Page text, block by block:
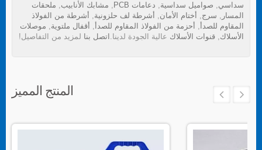
سداسي , صواميل سداسية, دعامات PCB , مشابك الأنابيب, ملحقات
المسار, سرج, أختام الأمان, أشرطة لف حلزونية, أشرطة من الفولاذ
المقاوم للصدأ, أحزمة من الفولاذ المقاوم للصدأ, أقفال ملتوية, موصلات
الأسلاك, قنوات الأسلاكعالية الجودة لدينا.اتصل بنالمزيد من التفاصيل!
المنتج المميز